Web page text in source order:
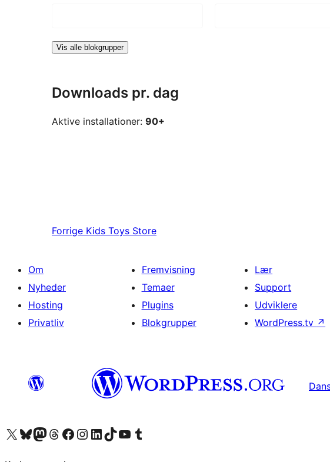
Vis alle blokgrupper
Downloads pr. dag
Aktive installationer: 90+
Forrige Kids Toys Store
Om
Nyheder
Hosting
Privatliv
Fremvisning
Temaer
Plugins
Blokgrupper
Lær
Support
Udviklere
WordPress.tv ↗
Besøg vores X (tidligere Twitter) konto
Besøg vores Bluesky-konto
Besøg vores Mastodon konto
Besøg vores Threads-konto
Besøg vores Facebook sideBesøg vores Instagram konto
Besøg vores LinkedIn konto
Besøg vores TikTok-konto
Besøg vores YouTube-kanalBesøg vores Tumblr-konto